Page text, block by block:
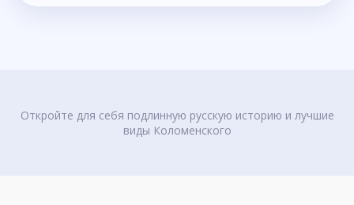
Откройте для себя подлинную русскую историю и лучшие
виды Коломенского